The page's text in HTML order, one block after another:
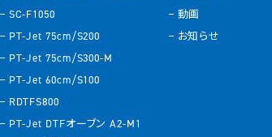
SC-F1050
PT-Jet 75cm/S200
PT-Jet 75cm/S300-M
PT-Jet 60cm/S100
RDTFS800
PT-Jet DTFオーブン A2-M1
動画
お知らせ